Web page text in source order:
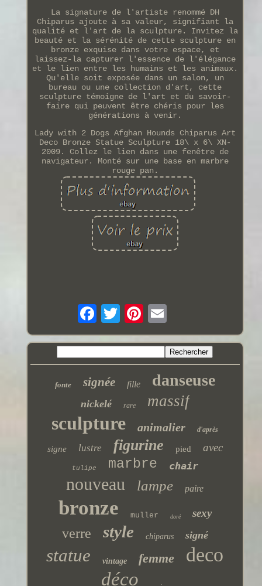
La signature de l'artiste renommé DH
Chiparus ajoute à sa valeur, signifiant la
qualité et l'art de la sculpture. Invitez la
beauté et la sérénité de cette sculpture en
bronze exquise dans votre espace, et
laissez-la capturer l'essence de l'élégance
et le lien entre les humains et les animaux.
Qu'elle soit exposée dans un salon, un
bureau ou une collection d'art, cette
sculpture témoigne de l'art et du savoir-
faire qui peuvent être chéris pour les
générations à venir.
Lady with 2 Dogs Afghan Hounds Chiparus Art
Deco Bronze Statue Sculpture 18\ x 6\ XN-
2009. Collez le lien dans une fenêtre de
navigateur. Monté sur une base en marbre
rouge pan.
fonte signée fille danseuse
nickelé rare massif
sculpture animalier d'après
signe lustre figurine pied avec
tulipe marbre chair
nouveau lampe paire
bronze muller doré sexy
verre style chiparus signé
statue vintage femme deco
déco